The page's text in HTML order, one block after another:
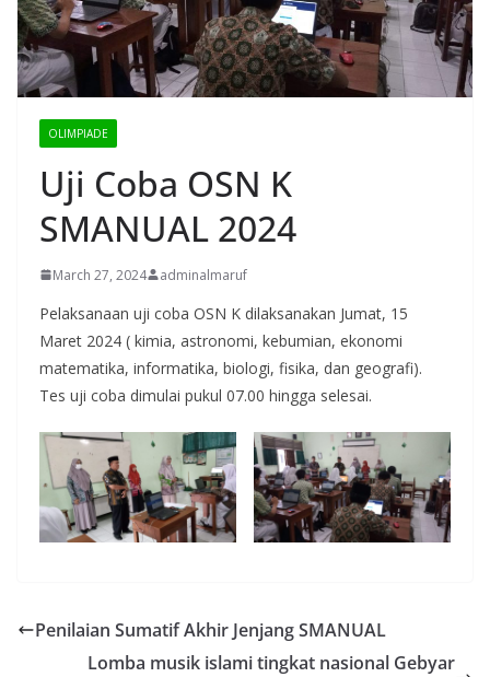
OLIMPIADE
Uji Coba OSN K
SMANUAL 2024
March 27, 2024 adminalmaruf
Pelaksanaan uji coba OSN K dilaksanakan Jumat, 15
Maret 2024 ( kimia, astronomi, kebumian, ekonomi
matematika, informatika, biologi, fisika, dan geografi).
Tes uji coba dimulai pukul 07.00 hingga selesai.
Penilaian Sumatif Akhir Jenjang SMANUAL
Lomba musik islami tingkat nasional Gebyar